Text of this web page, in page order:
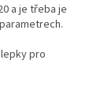
a je třeba je
pro